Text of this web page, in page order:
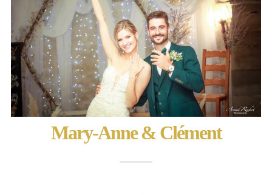
Mary-Anne & Clément